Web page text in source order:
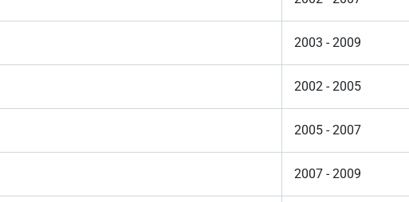
2003 - 2009
2002 - 2005
2005 - 2007
2007 - 2009